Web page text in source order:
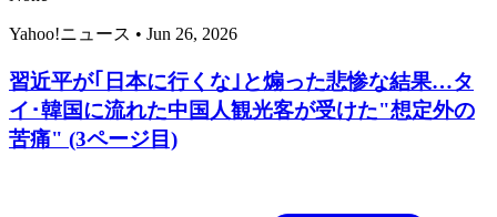
Yahoo!ニュース • Jun 26, 2026
習近平が｢日本に行くな｣と煽った悲惨な結果…タ
イ･韓国に流れた中国人観光客が受けた"想定外の
苦痛" (3ページ目)